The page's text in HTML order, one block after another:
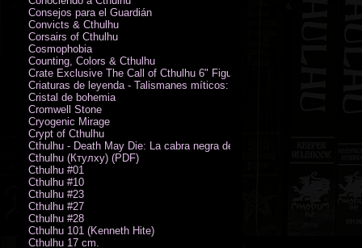
Consejos para el Guardián
Convicts & Cthulhu
Corsairs of Cthulhu
Cosmophobia
Counting, Colors & Cthulhu
Crate Exclusive The Call of Cthulhu 6" Figure von Austin James
Criaturas de leyenda - Talismanes míticos: Símbolo arcano
Cristal de bohemia
Cromwell Stone
Cryogenic Mirage
Crypt of Cthulhu
Cthulhu - Death May Die: La cabra negra de los bosques
Cthulhu (Ктулху) (PDF)
Cthulhu #01
Cthulhu #10
Cthulhu #23
Cthulhu #27
Cthulhu #28
Cthulhu 101 (Kenneth Hite)
Cthulhu 17 cm.